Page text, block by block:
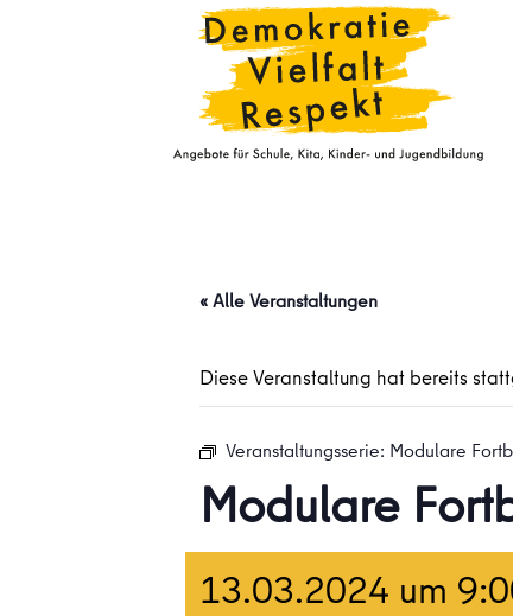
« Alle Veranstaltungen
Diese Veranstaltung hat bereits
Veranstaltungsserie: Modulare
Modulare
13.03.2024 um